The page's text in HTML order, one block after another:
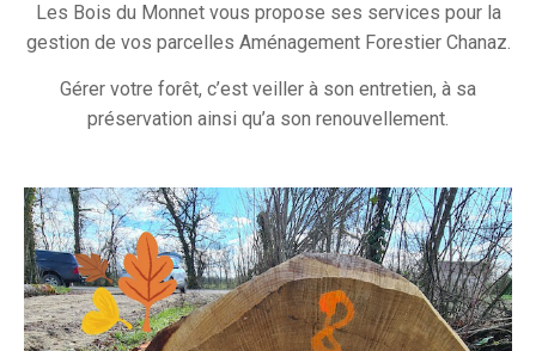
Les Bois du Monnet vous propose ses services pour la
gestion de vos parcelles Aménagement Forestier Chanaz.
Gérer votre forêt, c’est veiller à son entretien, à sa
préservation ainsi qu’a son renouvellement.